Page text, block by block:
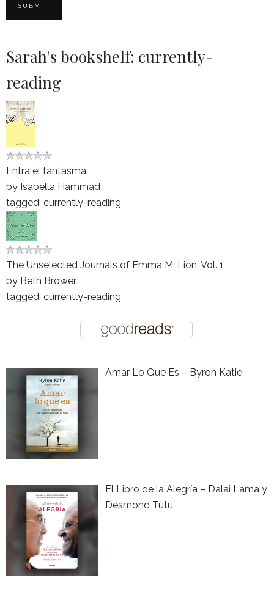
Sarah's bookshelf: currently-
reading
Entra el fantasma
by Isabella Hammad
tagged: currently-reading
The Unselected Journals of Emma M. Lion, Vol. 1
by Beth Brower
tagged: currently-reading
Amar Lo Que Es – Byron Katie
El Libro de la Alegría – Dalai Lama y
Desmond Tutu